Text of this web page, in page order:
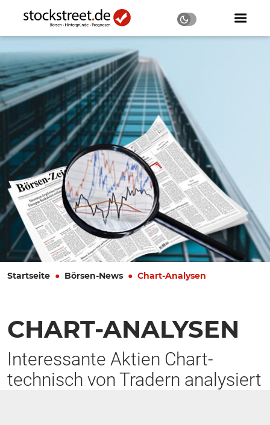
Startseite Börsen-News Chart-Analysen
CHART-ANALYSEN
Interessante Aktien Chart-
technisch von Tradern analysiert